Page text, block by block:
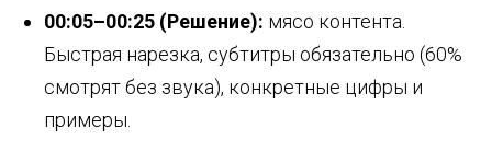
00:05–00:25 (Решение): мясо контента.
Быстрая нарезка, субтитры обязательно (60%
смотрят без звука), конкретные цифры и
примеры.